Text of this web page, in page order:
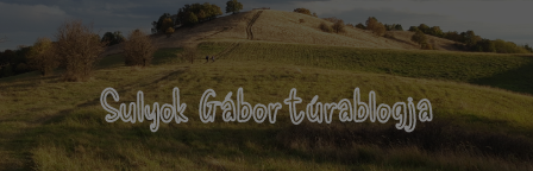
Sulyok Gábor túrablogja